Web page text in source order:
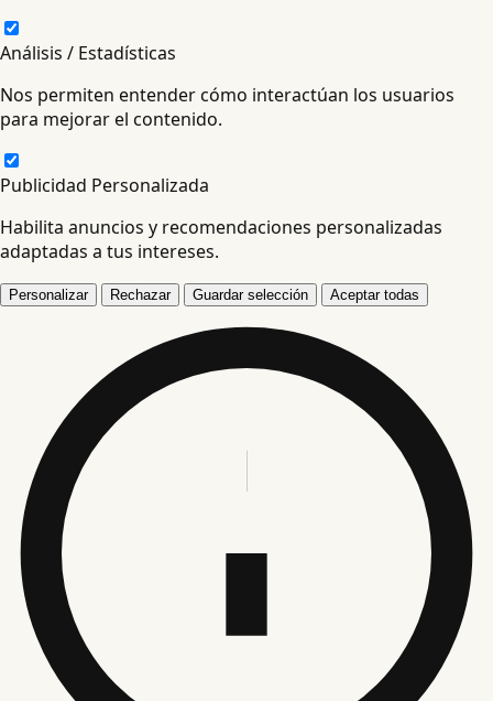
Análisis / Estadísticas
Nos permiten entender cómo interactúan los usuarios
para mejorar el contenido.
Publicidad Personalizada
Habilita anuncios y recomendaciones personalizadas
adaptadas a tus intereses.
Personalizar Rechazar Guardar selección Aceptar todas